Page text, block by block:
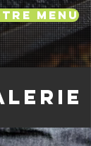
menu